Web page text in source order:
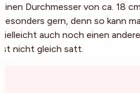
einen Durchmesser von ca. 18
besonders gern, denn so kann
vielleicht auch noch einen
ist nicht gleich satt.